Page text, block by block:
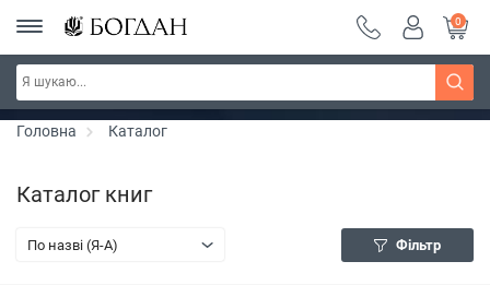
РОЗПРОДАЖ ~ 150 грн ~ 200 грн ~ 250 грн ~
300 грн ~ РОЗПРОДАЖ
Дізнатись більше
0
Головна Каталог
Каталог книг
По назві (Я-А) Фільтр